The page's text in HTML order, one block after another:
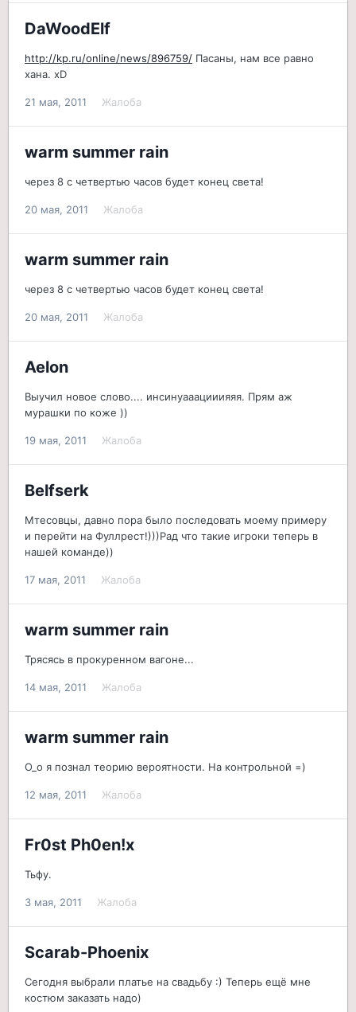
DaWoodElf
http://kp.ru/online/news/896759/ Пасаны, нам все равно
хана. хD
21 мая, 2011 Жалоба
warm summer rain
через 8 с четвертью часов будет конец света!
20 мая, 2011 Жалоба
warm summer rain
через 8 с четвертью часов будет конец света!
20 мая, 2011 Жалоба
Aelon
Выучил новое слово.... инсинуааацииияяя. Прям аж
мурашки по коже ))
19 мая, 2011 Жалоба
Belfserk
Мтесовцы, давно пора было последовать моему примеру
и перейти на Фуллрест!)))Рад что такие игроки теперь в
нашей команде))
17 мая, 2011 Жалоба
warm summer rain
Трясясь в прокуренном вагоне...
14 мая, 2011 Жалоба
warm summer rain
О_о я познал теорию вероятности. На контрольной =)
12 мая, 2011 Жалоба
Fr0st Ph0en!x
Тьфу.
3 мая, 2011 Жалоба
Scarab-Phoenix
Сегодня выбрали платье на свадьбу :) Теперь ещё мне
костюм заказать надо)